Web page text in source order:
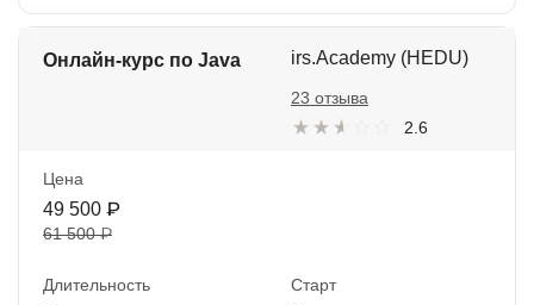
Онлайн-курс по Java irs.Academy (HEDU)
2.6
23 отзыва
Цена
49 500 ₽
61 500 ₽
Длительность Старт